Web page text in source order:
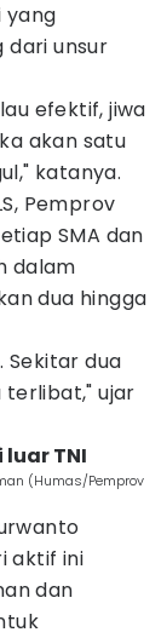
yang
dari unsur
efektif, jiwa
akan satu
katanya.
Pemprov
SMA dan
dalam
dua hingga
dua
terlibat," ujar
TNI
(Humas/Pemprov
aktif ini
dan